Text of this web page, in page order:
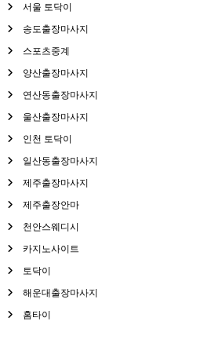
서울 토닥이
송도출장마사지
스포츠중계
양산출장마사지
연산동출장마사지
울산출장마사지
인천 토닥이
일산동출장마사지
제주출장마사지
제주출장안마
천안스웨디시
카지노사이트
토닥이
해운대출장마사지
홈타이